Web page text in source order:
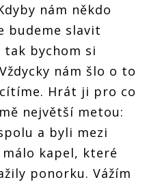
nám někdo
budeme slavit
tak bychom si
nám šlo o to
Hrát ji pro co
největší metou:
a byli mezi
kapel, které
ponorku. Vážím